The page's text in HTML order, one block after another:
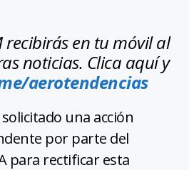
recibirás en tu móvil al
noticias. Clica aquí y
aerotendencias
una acción
por parte del
para rectificar esta